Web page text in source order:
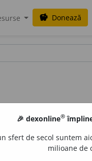
savings Donează
🎉 dexonline®
sfert de secol suntem
milioane de